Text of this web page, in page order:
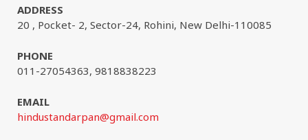
ADDRESS
20 , Pocket- 2, Sector-24, Rohini, New Delhi-110085
PHONE
011-27054363, 9818838223
EMAIL
hindustandarpan@gmail.com